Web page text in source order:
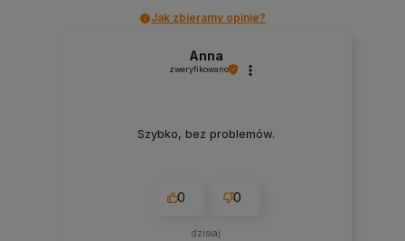
Jak zbieramy opinie?
Anna
zweryfikowano
Szybko, bez problemów.
0 0
dzisiaj